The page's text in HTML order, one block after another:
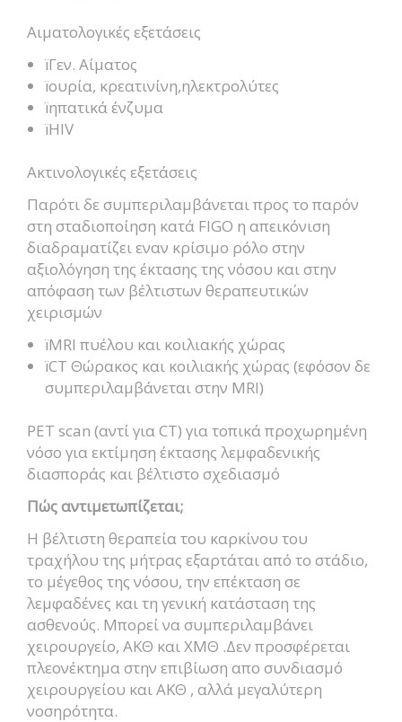
Αιματολογικές εξετάσεις
ïΓεν. Αίματος
ïουρία, κρεατινίνη,ηλεκτρολύτες
ïηπατικά ένζυμα
ïΗΙV
Ακτινολογικές εξετάσεις
Παρότι δε συμπεριλαμβάνεται προς το παρόν
στη σταδιοποίηση κατά FIGO η απεικόνιση
διαδραματίζει εναν κρίσιμο ρόλο στην
αξιολόγηση της έκτασης της νόσου και στην
απόφαση των βέλτιστων θεραπευτικών
χειρισμών
ïMRI πυέλου και κοιλιακής χώρας
ïCT Θώρακος και κοιλιακής χώρας (εφόσον δε
συμπεριλαμβάνεται στην MRI)
PET scan (αντί για CT) για τοπικά προχωρημένη
νόσο για εκτίμηση έκτασης λεμφαδενικής
διασποράς και βέλτιστο σχεδιασμό
Πώς αντιμετωπίζεται;
Η βέλτιστη θεραπεία του καρκίνου του
τραχήλου της μήτρας εξαρτάται από το στάδιο,
το μέγεθος της νόσου, την επέκταση σε
λεμφαδένες και τη γενική κατάσταση της
ασθενούς. Μπορεί να συμπεριλαμβάνει
χειρουργείο, ΑΚΘ και ΧΜΘ .Δεν προσφέρεται
πλεονέκτημα στην επιβίωση απο συνδιασμό
χειρουργείου και ΑΚΘ , αλλά μεγαλύτερη
νοσηρότητα.